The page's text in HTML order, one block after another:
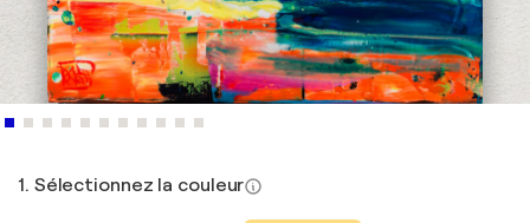
1. Sélectionnez la couleur